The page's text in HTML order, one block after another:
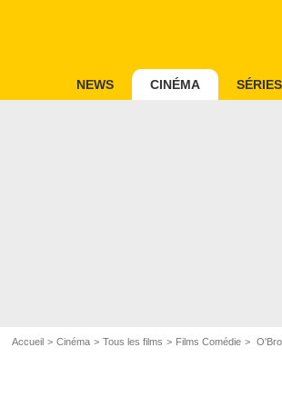
NEWS CINÉMA SÉRIES
Accueil Cinéma Tous les films Films Comédie